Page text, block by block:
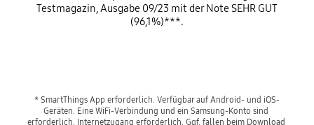
Testmagazin, Ausgabe 09/23 mit der Note SEHR GUT
(96,1%)***.
* SmartThings App erforderlich. Verfügbar auf Android- und iOS-
Geräten. Eine WiFi-Verbindung und ein Samsung-Konto sind
erforderlich. Internetzugang erforderlich. Ggf. fallen beim Download